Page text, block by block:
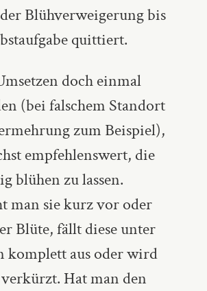
Blühverweigerung bis
quittiert.
doch einmal
(bei falschem Standort
zum Beispiel),
empfehlenswert, die
blühen zu lassen.
man sie kurz vor oder
Blüte, fällt diese unter
komplett aus oder wird
Hat man den